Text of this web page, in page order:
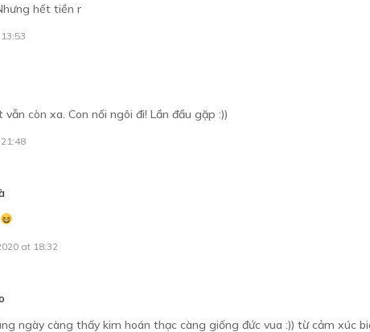
hết tiền r
còn xa. Con nối ngôi đi! Lần đầu gặp :))
at 18:32
ngày càng thấy kim hoán thạc càng giống đức vua :)) từ cảm xúc